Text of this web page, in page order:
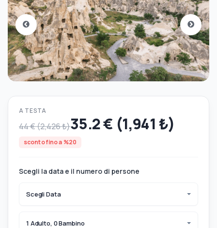
A TESTA
44 € (2,426 ₺)35.2 € (1,941 ₺)
sconto fino a %20
Scegli la data e il numero di persone
Scegli Data
1 Adulto, 0 Bambino